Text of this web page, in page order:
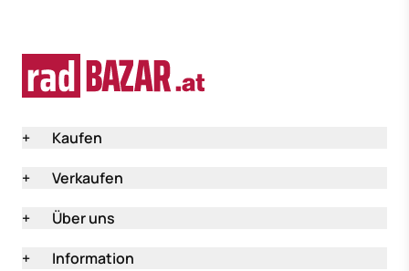
+
Kaufen
+
Verkaufen
+
Über uns
+
Information